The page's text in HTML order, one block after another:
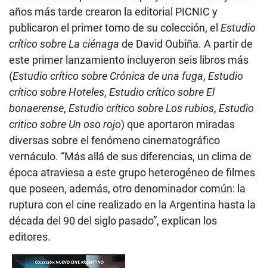
años más tarde crearon la editorial PICNIC y
publicaron el primer tomo de su colección, el Estudio
crítico sobre La ciénaga de David Oubiña. A partir de
este primer lanzamiento incluyeron seis libros más
(Estudio crítico sobre Crónica de una fuga, Estudio
crítico sobre Hoteles, Estudio crítico sobre El
bonaerense, Estudio crítico sobre Los rubios, Estudio
critico sobre Un oso rojo) que aportaron miradas
diversas sobre el fenómeno cinematográfico
vernáculo. “Más allá de sus diferencias, un clima de
época atraviesa a este grupo heterogéneo de filmes
que poseen, además, otro denominador común: la
ruptura con el cine realizado en la Argentina hasta la
década del 90 del siglo pasado”, explican los
editores.